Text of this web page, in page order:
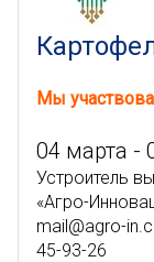
Мы
04 марта -
Устроитель
«Агро-
mail@agro-
45-93-26